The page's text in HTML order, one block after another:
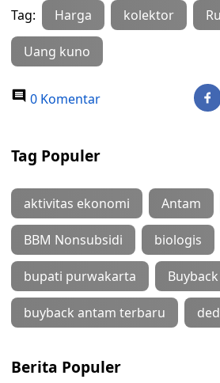
Tag: Harga kolektor
Uang kuno
0 Komentar
Tag Populer
aktivitas ekonomi Antam
BBM Nonsubsidi biologis
bupati purwakarta Buyback
buyback antam terbaru
Berita Populer